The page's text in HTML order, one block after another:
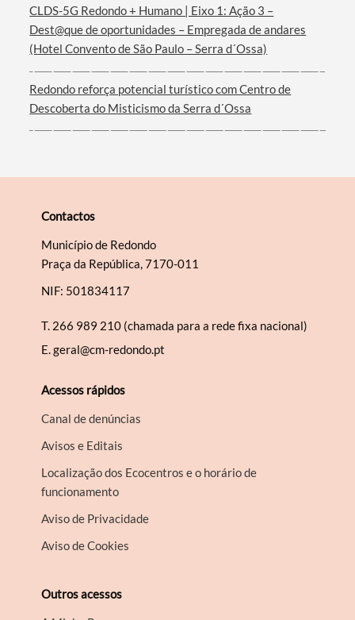
CLDS-5G Redondo + Humano | Eixo 1: Ação 3 –
Dest@que de oportunidades – Empregada de andares
(Hotel Convento de São Paulo – Serra d´Ossa)
Redondo reforça potencial turístico com Centro de
Descoberta do Misticismo da Serra d´Ossa
Contactos
Município de Redondo
Praça da República, 7170-011
NIF: 501834117
T. 266 989 210 (chamada para a rede fixa nacional)
E.geral@cm-redondo.pt
Acessos rápidos
Canal de denúncias
Avisos e Editais
Localização dos Ecocentros e o horário de
funcionamento
Aviso de Privacidade
Aviso de Cookies
Outros acessos